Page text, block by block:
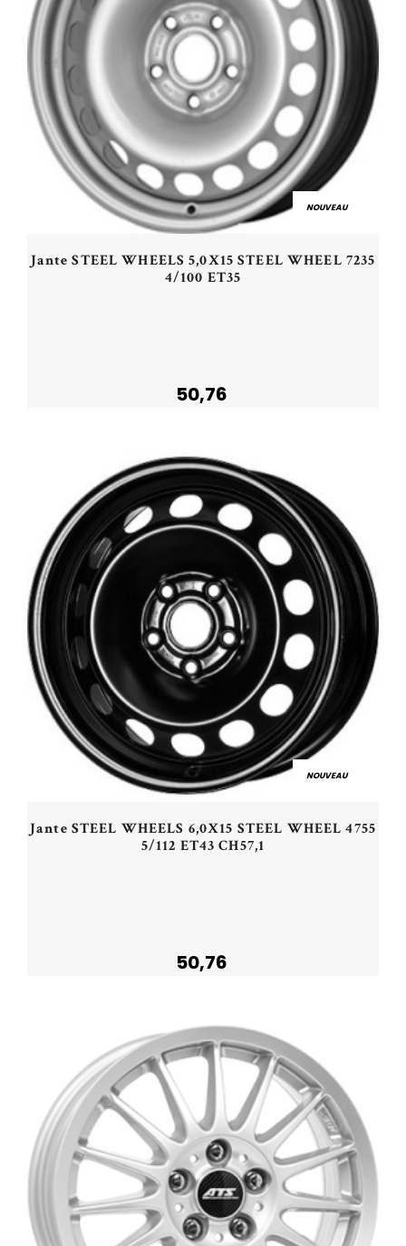
Plus de détails
NOUVEAU
Jante STEEL WHEELS 5,0X15 STEEL WHEEL 7235
4/100 ET35
50,76
Plus de détails
NOUVEAU
Jante STEEL WHEELS 6,0X15 STEEL WHEEL 4755
5/112 ET43 CH57,1
50,76